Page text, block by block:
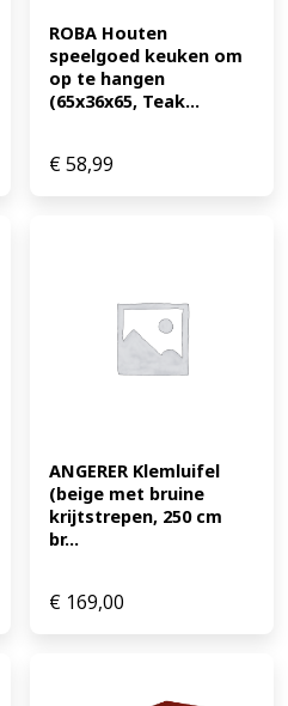
ROBA Houten
speelgoed keuken om
op te hangen
(65x36x65, Teak...
€58,99
ANGERER Klemluifel
(beige met bruine
krijtstrepen, 250 cm
br...
€ 169,00